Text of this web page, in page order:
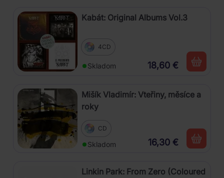
Kabát: Original Albums Vol.3
4CD
Skladom 18,60 €
Mišík Vladimír: Vteřiny, měsíce a
roky
CD
Skladom 16,30 €
Linkin Park: From Zero (Coloured